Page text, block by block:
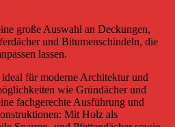
große Auswahl an Deckungen,
und Bitumenschindeln, die
lassen.
für moderne Architektur und
wie Gründächer und
fachgerechte Ausführung und
Mit Holz als